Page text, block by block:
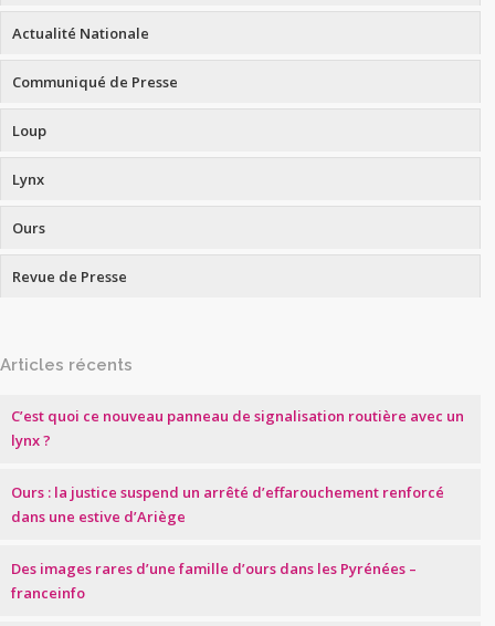
Actualité Nationale
Communiqué de Presse
Loup
Lynx
Ours
Revue de Presse
Articles récents
C’est quoi ce nouveau panneau de signalisation routière avec un
lynx ?
Ours : la justice suspend un arrêté d’effarouchement renforcé
dans une estive d’Ariège
Des images rares d’une famille d’ours dans les Pyrénées –
franceinfo